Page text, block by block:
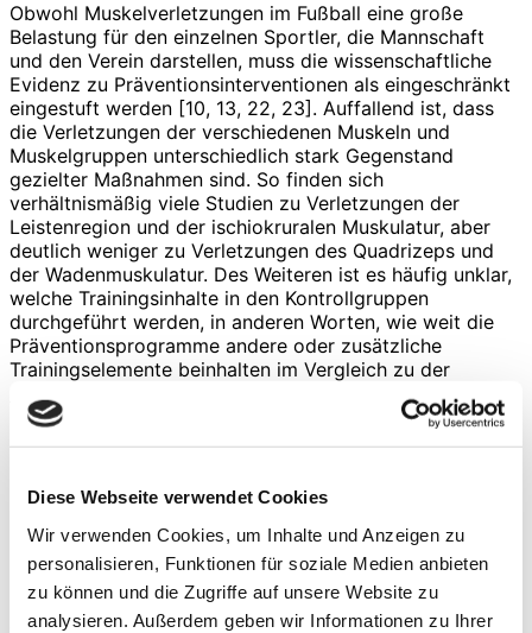
Diese Webseite verwendet Cookies
Wir verwenden Cookies, um Inhalte und Anzeigen zu
personalisieren, Funktionen für soziale Medien anbieten
zu können und die Zugriffe auf unsere Website zu
analysieren. Außerdem geben wir Informationen zu Ihrer
Obwohl Muskelverletzungen im Fußball eine große
Belastung für den einzelnen Sportler, die Mannschaft
und den Verein darstellen, muss die wissenschaftliche
Evidenz zu Präventionsinterventionen als eingeschränkt
eingestuft werden [10, 13, 22, 23]. Auffallend ist, dass
die Verletzungen der verschiedenen Muskeln und
Muskelgruppen unterschiedlich stark Gegenstand
gezielter Maßnahmen sind. So finden sich
verhältnismäßig viele Studien zu Verletzungen der
Leistenregion und der ischiokruralen Muskulatur, aber
deutlich weniger zu Verletzungen des Quadrizeps und
der Wadenmuskulatur. Des Weiteren ist es häufig unklar,
welche Trainingsinhalte in den Kontrollgruppen
durchgeführt werden, in anderen Worten, wie weit die
Präventionsprogramme andere oder zusätzliche
Trainingselemente beinhalten im Vergleich zu der
„normalen“ Trainingsgestaltung. Fanchini und Kollegen
haben die durch ihre systematische Literaturübersicht
identifizierten Studien (sowohl Original- als auch
Prävention von Muskelverletzungen bei Elite-Fußballern
Evidence-Based Medicine 2011 Evidenzstufen (OCEBM)
bewertet [23]. Die Autorengruppe kommt zur
Schlussfolgerung, dass aufgrund erheblicher
methodischer Limitation es keine stichhaltigen